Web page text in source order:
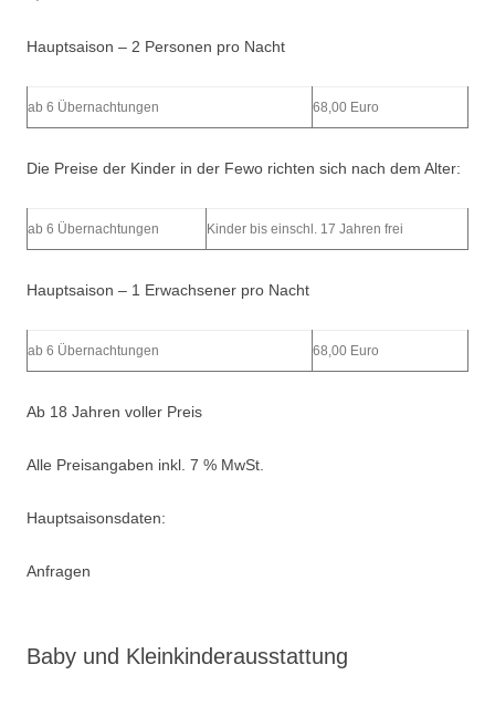
Hauptsaison – 2 Personen pro Nacht
ab 6 Übernachtungen 68,00 Euro
Die Preise der Kinder in der Fewo richten sich nach dem Alter:
ab 6 Übernachtungen Kinder bis einschl. 17 Jahren frei
Hauptsaison – 1 Erwachsener pro Nacht
ab 6 Übernachtungen 68,00 Euro
Ab 18 Jahren voller Preis
Alle Preisangaben inkl. 7 % MwSt.
Hauptsaisonsdaten:
Anfragen
Baby und Kleinkinderausstattung